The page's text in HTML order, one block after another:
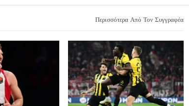
Περισσότερα Από Τον Συγγραφέα